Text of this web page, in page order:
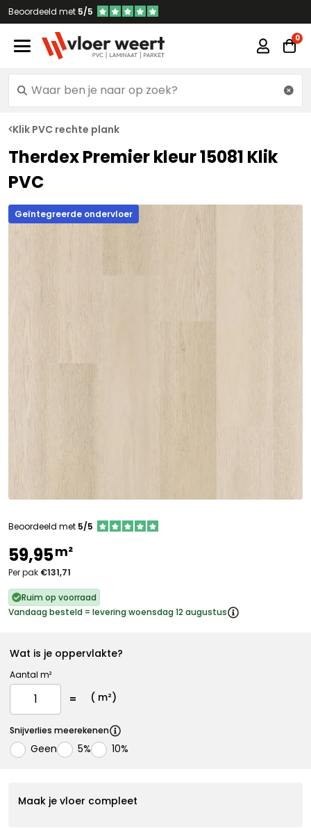
Beoordeeld met 5/5
Klik PVC rechte plank
Therdex Premier kleur 15081 Klik
PVC
Geïntegreerde ondervloer
Beoordeeld met 5/5
59,95m²
Per pak €131,71
Ruim op voorraad
Vandaag besteld = levering woensdag 12 augustus
Wat is je oppervlakte?
Aantal m²
( m²)
Snijverlies meerekenen
Geen 5% 10%
Maak je vloer compleet